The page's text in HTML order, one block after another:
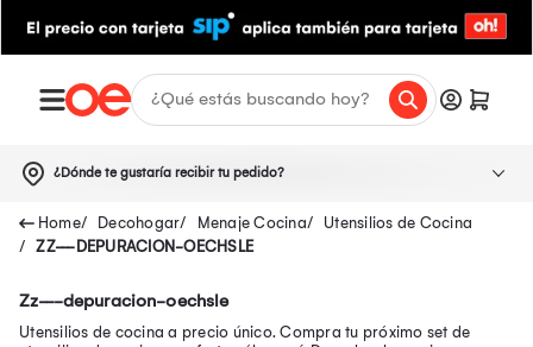
¿Dónde te gustaría recibir tu pedido?
Decohogar Menaje Cocina
Utensilios de Cocina
ZZ---DEPURACION-OECHSLE
Zz---depuracion-oechsle
Utensilios de cocina a precio único. Compra tu próximo set de